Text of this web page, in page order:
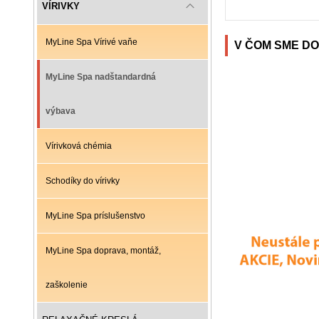
VÍRIVKY
MyLine Spa Vírivé vaňe
MyLine Spa nadštandardná
výbava
Vírivková chémia
Schodíky do vírivky
MyLine Spa príslušenstvo
MyLine Spa doprava, montáž,
zaškolenie
V ČOM SME